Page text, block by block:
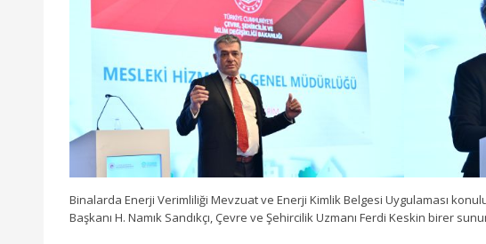
Binalarda Enerji Verimliliği Mevzuat ve Enerji Kimlik Belgesi Uygulaması
Başkanı H. Namık Sandıkçı, Çevre ve Şehircilik Uzmanı Ferdi Keskin birer